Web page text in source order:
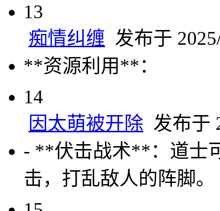
13
痴情纠缠 发布于
**资源利用**：
14
因太萌被开除 发布于
- **伏击战术**：道士
击，打乱敌人的阵脚。